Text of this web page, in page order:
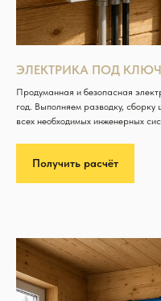
ЭЛЕКТРИКА ПОД КЛЮЧ
Продуманная и безопасная
год. Выполняем разводку,
всех необходимых инженерных
Получить расчёт